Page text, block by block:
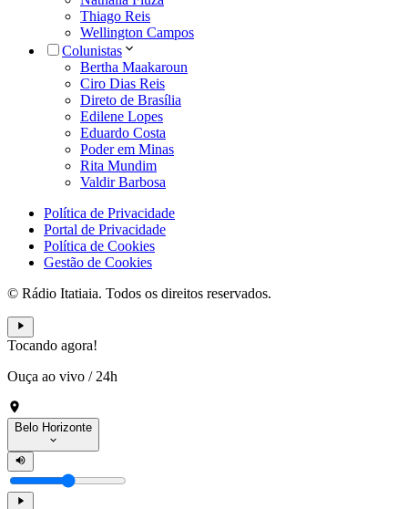
Thiago Reis
Wellington Campos
Colunistas
Bertha Maakaroun
Ciro Dias Reis
Direto de Brasília
Edilene Lopes
Eduardo Costa
Poder em Minas
Rita Mundim
Valdir Barbosa
Política de Privacidade
Portal de Privacidade
Política de Cookies
Gestão de Cookies
© Rádio Itatiaia. Todos os direitos reservados.
Tocando agora!
Ouça ao vivo / 24h
Belo Horizonte